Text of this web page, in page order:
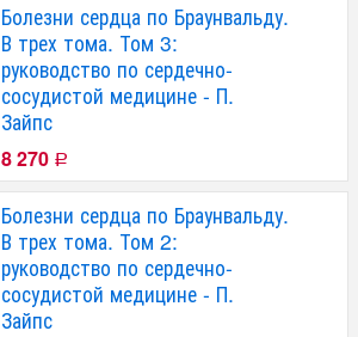
Болезни сердца по Браунвальду.
В трех тома. Том 3:
руководство по сердечно-
сосудистой медицине - П.
Зайпс
8 270 Р
Болезни сердца по Браунвальду.
В трех тома. Том 2:
руководство по сердечно-
сосудистой медицине - П.
Зайпс